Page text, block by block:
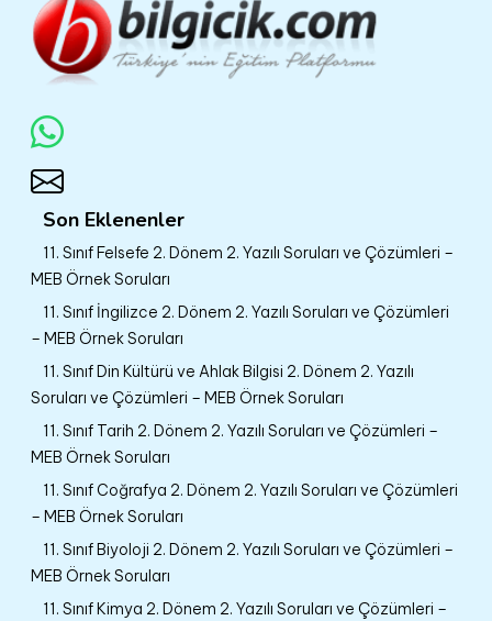
Son Eklenenler
11. Sınıf Felsefe 2. Dönem 2. Yazılı Soruları ve Çözümleri –
MEB Örnek Soruları
11. Sınıf İngilizce 2. Dönem 2. Yazılı Soruları ve Çözümleri
– MEB Örnek Soruları
11. Sınıf Din Kültürü ve Ahlak Bilgisi 2. Dönem 2. Yazılı
Soruları ve Çözümleri – MEB Örnek Soruları
11. Sınıf Tarih 2. Dönem 2. Yazılı Soruları ve Çözümleri –
MEB Örnek Soruları
11. Sınıf Coğrafya 2. Dönem 2. Yazılı Soruları ve Çözümleri
– MEB Örnek Soruları
11. Sınıf Biyoloji 2. Dönem 2. Yazılı Soruları ve Çözümleri –
MEB Örnek Soruları
11. Sınıf Kimya 2. Dönem 2. Yazılı Soruları ve Çözümleri –